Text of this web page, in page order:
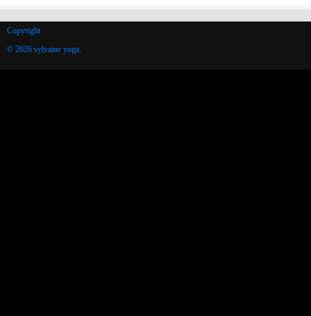
Copyright
© 2026 sylvaine yoga.